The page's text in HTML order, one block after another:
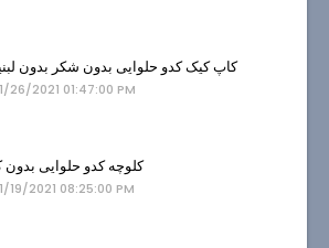
کاپ کیک کدو حلوایی بدون شکر بدون
26/2021 01:47:00 PM
کلوچه کدو حلوایی بدون
19/2021 08:25:00 PM